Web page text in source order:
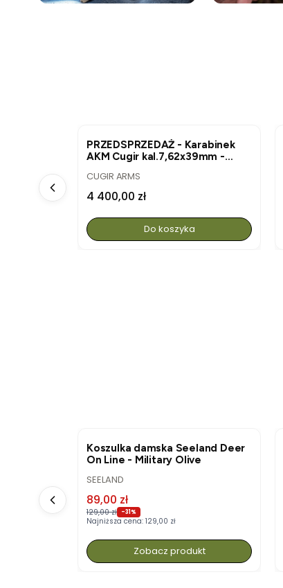
PRZEDSPRZEDAŻ - Karabinek
AKM Cugir kal.7,62x39mm -
PRODUCENT
CUGIR ARMS
Cena
4 400,00 zł
Do koszyka
Koszulka damska Seeland Deer
On Line - Military Olive
PRODUCENT
SEELAND
Cena promocyjna
89,00 zł
129,00 zł -31%
Najniższa cena: 129,00 zł
Zobacz produkt